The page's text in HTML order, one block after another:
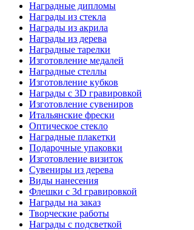
Наградные дипломы
Награды из стекла
Награды из акрила
Награды из дерева
Наградные тарелки
Изготовление медалей
Наградные стеллы
Изготовление кубков
Награды с 3D гравировкой
Изготовление сувениров
Итальянские фрески
Оптическое стекло
Наградные плакетки
Подарочные упаковки
Изготовление визиток
Сувениры из дерева
Виды нанесения
Флешки с 3d гравировкой
Награды на заказ
Творческие работы
Награды с подсветкой